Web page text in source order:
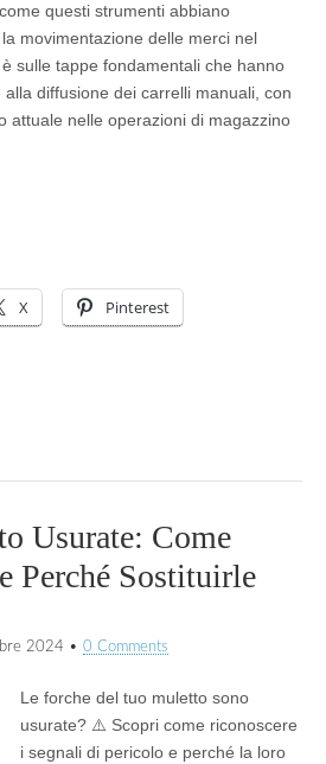
questi strumenti abbiano
movimentazione delle merci nel
sulle tappe fondamentali che hanno
alla diffusione dei carrelli manuali, con
attuale nelle operazioni di magazzino
X Pinterest
Usurate: Come
Perché Sostituirle
2024 • 0 Comments
Le forche del tuo muletto sono
usurate? ⚠️ Scopri come riconoscere
i segnali di pericolo e perché la loro